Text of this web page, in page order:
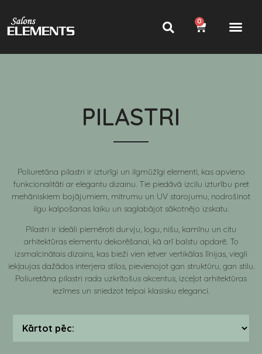
0
PILASTRI
Poliuretāna pilastri ir izturīgi un ilgmūžīgi elementi, kas apvieno
funkcionalitāti ar elegantu dizainu. Tie piedāvā izcilu izturību pret
mehāniskiem bojājumiem, mitrumu un UV starojumu, nodrošinot
ilgu kalpošanas laiku un saglabājot sākotnējo izskatu.
Pilastri ir ideāli piemēroti durvju, logu, nišu, kamīnu un citu
arhitektūras elementu dekorēšanai, kā arī balstu apdarē. To
izsmalcinātais dizains, kas bieži vien ietver vertikālas līnijas, viegli
iekļaujas dažādos interjera stilos, pievienojot gan struktūru, gan stilu.
Poliuretāna pilastri rada uzkrītošus akcentus, izceļot arhitektūras
iezīmes un sniedzot telpai klasisku eleganci.